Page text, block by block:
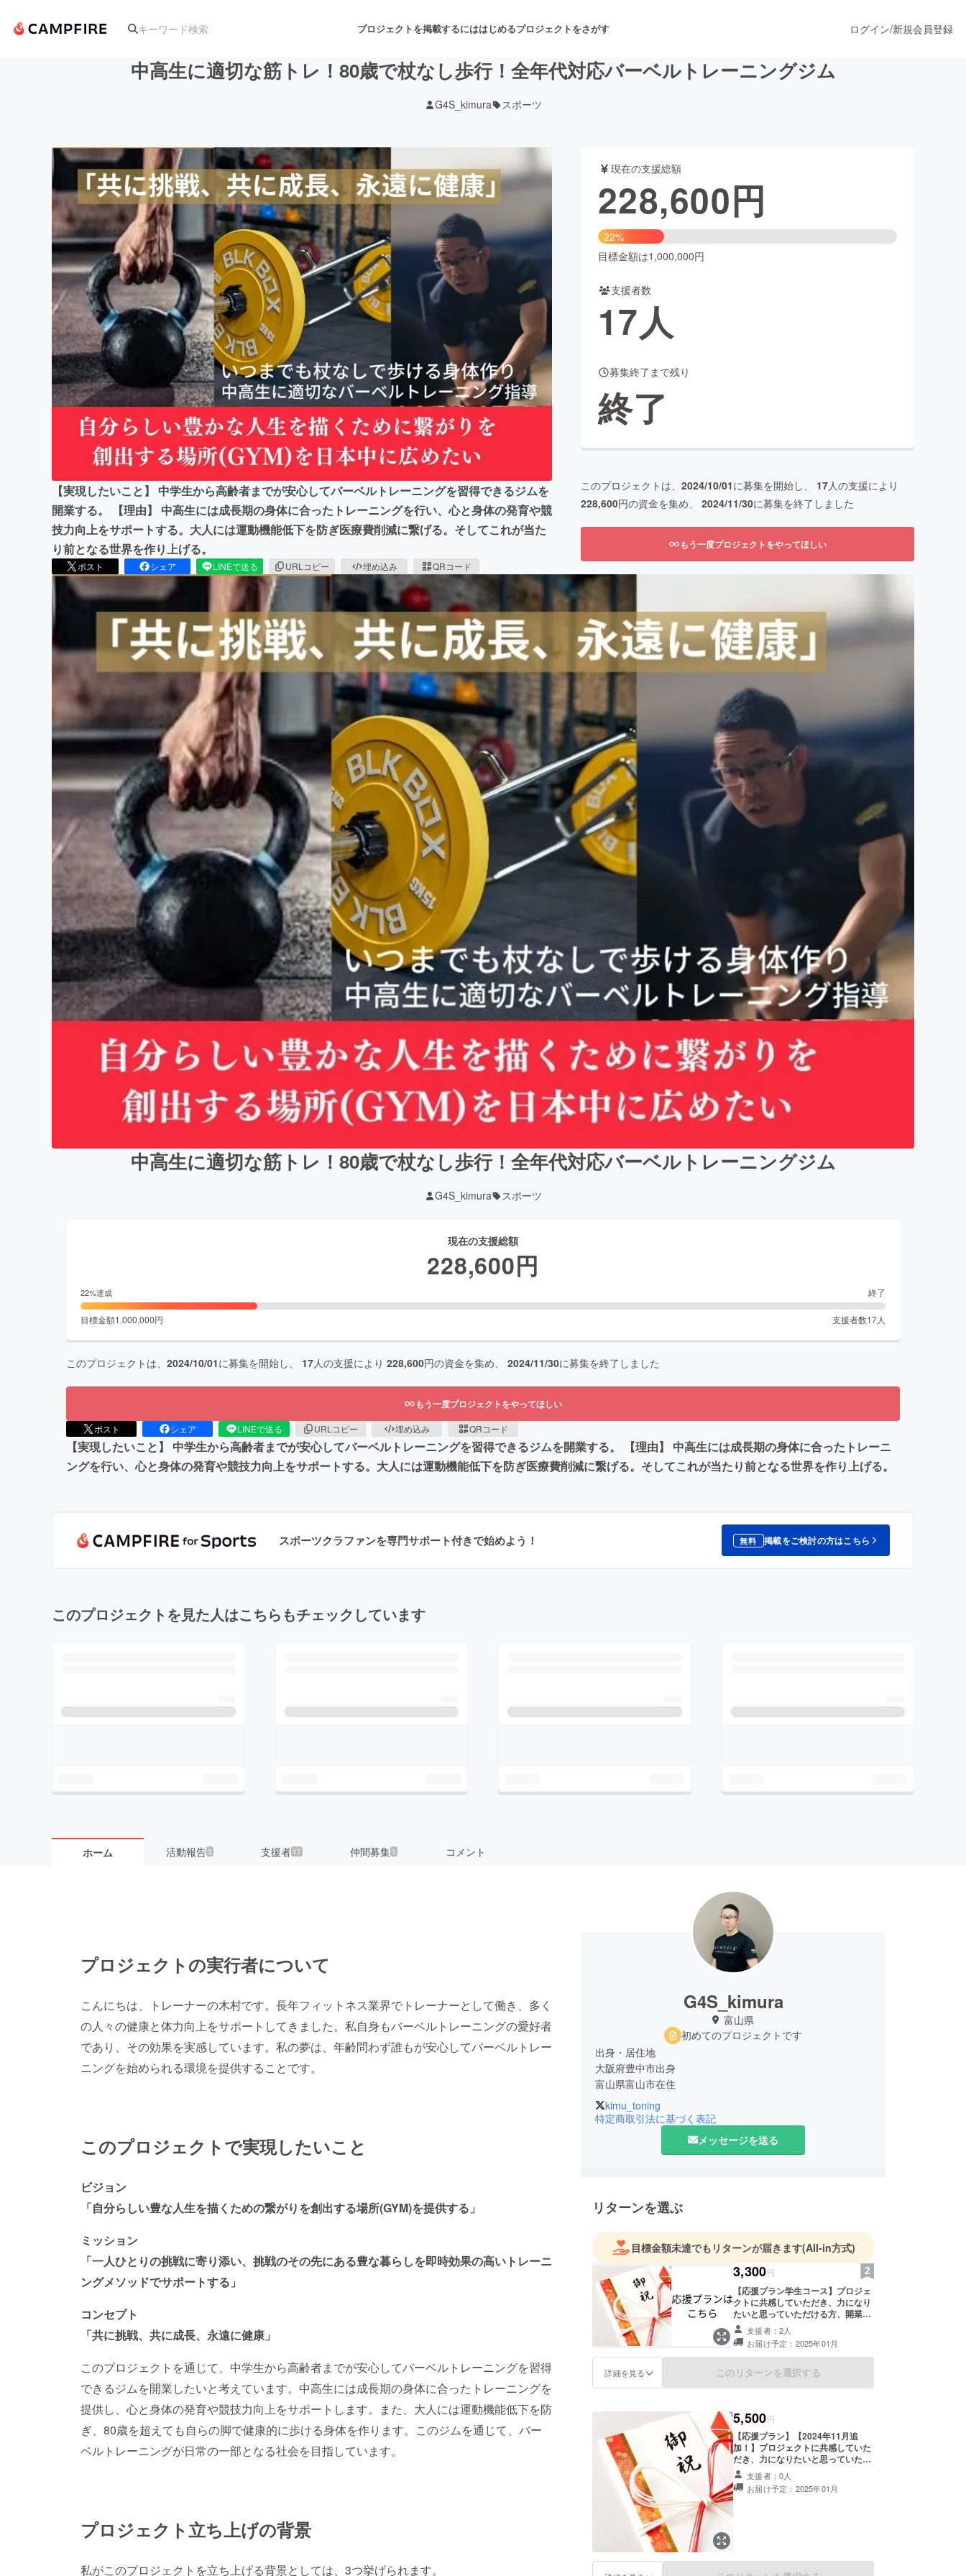
プロジェクトを掲載するにははじめるプロジェクトをさがす
アート・写真 舞台・パフォーマンス
テクノロジー・ガジェット ゲーム・サービス開発 フード・飲食店 ファッション
映像・映画 書籍・雑誌出版
ビジネス・起業 チャレンジ ビューティー・ヘルスケア
まちづくり・地域活性化
CAMPFIRE for Social GoodCAMPFIRE Creation
CAMPFIREふるさと納税 machi-yaコミュニティ
ログイン/新規会員登録
中高生に適切な筋トレ！80歳で杖なし歩行！全年代対応バーベルトレーニングジム
G4S_kimura スポーツ
【実現したいこと】 中学生から高齢者までが安心してバーベルトレーニングを習得できるジムを
開業する。 【理由】 中高生には成長期の身体に合ったトレーニングを行い、心と身体の発育や競
技力向上をサポートする。大人には運動機能低下を防ぎ医療費削減に繋げる。そしてこれが当た
り前となる世界を作り上げる。
ポスト シェア LINEで送る URLコピー 埋め込み QRコード
現在の支援総額
228,600円
22%
目標金額は1,000,000円
支援者数
17人
募集終了まで残り
終了
このプロジェクトは、 2024/10/01に募集を開始し、 17人の支援により
228,600円の資金を集め、 2024/11/30に募集を終了しました
もう一度プロジェクトをやってほしい
中高生に適切な筋トレ！80歳で杖なし歩行！全年代対応バーベルトレーニングジム
G4S_kimura スポーツ
現在の支援総額
228,600円
22%達成 終了
目標金額1,000,000円 支援者数17人
このプロジェクトは、 2024/10/01に募集を開始し、 17人の支援により 228,600円の資金を集め、 2024/11/30に募集を終了しました
もう一度プロジェクトをやってほしい
ポスト シェア LINEで送る URLコピー 埋め込み QRコード
【実現したいこと】 中学生から高齢者までが安心してバーベルトレーニングを習得できるジムを開業する。 【理由】 中高生には成長期の身体に合ったトレーニ
ングを行い、心と身体の発育や競技力向上をサポートする。大人には運動機能低下を防ぎ医療費削減に繋げる。そしてこれが当たり前となる世界を作り上げる。
スポーツクラファンを専門サポート付きで始めよう！ 無料 掲載をご検討の方はこちら
このプロジェクトを見た人はこちらもチェックしています
ホーム 活動報告3 支援者 17 仲間募集 1 コメント
プロジェクトの実行者について
こんにちは、トレーナーの木村です。長年フィットネス業界でトレーナーとして働き、多く
の人々の健康と体力向上をサポートしてきました。私自身もバーベルトレーニングの愛好者
であり、その効果を実感しています。私の夢は、年齢問わず誰もが安心してバーベルトレー
ニングを始められる環境を提供することです。
このプロジェクトで実現したいこと
ビジョン
「自分らしい豊な人生を描くための繋がりを創出する場所(GYM)を提供する」
ミッション
「一人ひとりの挑戦に寄り添い、挑戦のその先にある豊な暮らしを即時効果の高いトレーニ
ングメソッドでサポートする」
コンセプト
「共に挑戦、共に成長、永遠に健康」
このプロジェクトを通じて、中学生から高齢者までが安心してバーベルトレーニングを習得
できるジムを開業したいと考えています。中高生には成長期の身体に合ったトレーニングを
提供し、心と身体の発育や競技力向上をサポートします。また、大人には運動機能低下を防
ぎ、80歳を超えても自らの脚で健康的に歩ける身体を作ります。このジムを通じて、バー
ベルトレーニングが日常の一部となる社会を目指しています。
プロジェクト立ち上げの背景
私がこのプロジェクトを立ち上げる背景としては、3つ挙げられます。
G4S_kimura
富山県
初めてのプロジェクトです
出身・居住地
大阪府豊中市出身
富山県富山市在住
経歴・実績
・水泳指導歴：27年、パーソナルトレーナー23年
善、リハビリ)
・TechnogymのKINESISを使用したマシンプログラムを開発
し全国の施設へトレーナー育成研修を実施(2019-20年)
・フィットネスビジネス誌(ダイエットプログラム、機能改善
プログラム、新店紹介)に3度ピックアップ掲載
・大手スポーツクラブ、地方スポーツクラブのチーフ、支配
人を経て独立
kimu_toning
特定商取引法に基づく表記
メッセージを送る
リターンを選ぶ
目標金額未達でもリターンが届きます(All-in方式)
3,300円
【応援プラン学生コース】プロジェ
クトに共感していただき、力になり
たいと思っていただける方、開業の
ご祝儀としてご支援いただける学生
の方向けのプランです。メールにて
心を込めてお礼のメッセージを送ら
せていただきます。 ※こちらは大学
生までの生徒・学生の方専用のコー
支援者：2人
お届け予定：2025年01月
詳細を見る このリターンを選択する
5,500円
【応援プラン】【2024年11月追
加！】プロジェクトに共感していた
だき、力になりたいと思っていただ
ける方、開業のご祝儀としてご支援
いただける全ての方向けのプランで
す。メールにて心を込めてお礼の
支援者：0人
お届け予定：2025年01月